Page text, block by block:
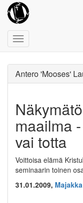
Toggle
navigation
Antero 'Mooses'
maailma
vai totta
Voittoisa elämä
seminaarin toinen
31.01.2009, Majakka